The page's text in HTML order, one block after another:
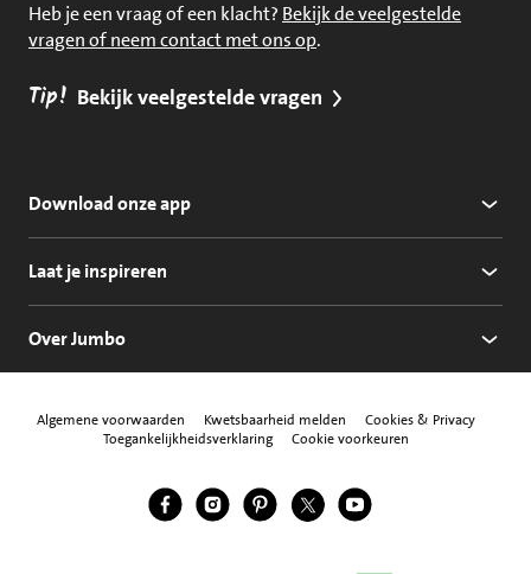
Heb je een vraag of een klacht? Bekijk de veelgestelde
vragen of neem contact met ons op.
Tip! Bekijk veelgestelde vragen
Download onze app
Laat je inspireren
Over Jumbo
Algemene voorwaarden Kwetsbaarheid melden
Cookies & Privacy
Toegankelijkheidsverklaring
Cookie voorkeuren
Volg ons
Jumbo Facebook
Jumbo Instagram
Jumbo Pinterest
Jumbo Twitter
Jumbo YouTube